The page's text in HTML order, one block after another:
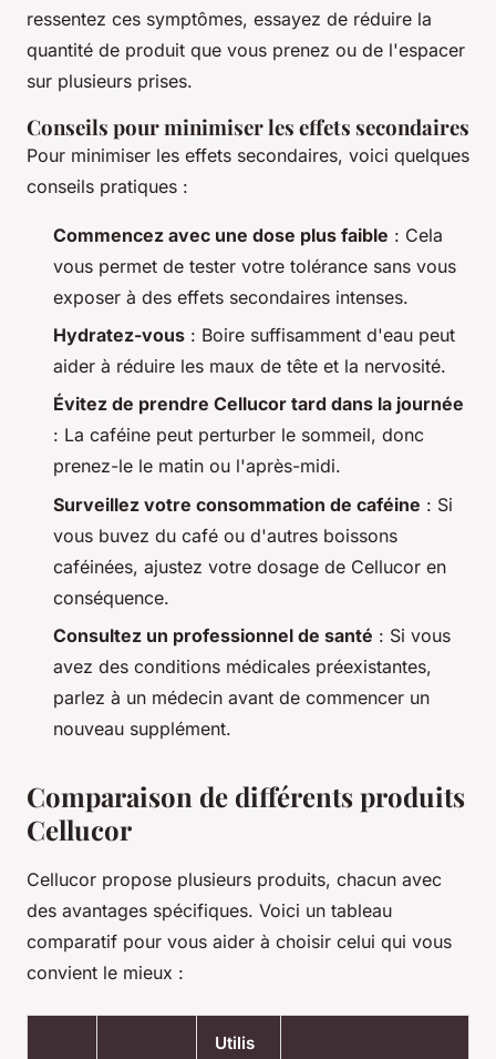
ressentez ces symptômes, essayez de réduire la
quantité de produit que vous prenez ou de l'espacer
sur plusieurs prises.
Conseils pour minimiser les effets secondaires
Pour minimiser les effets secondaires, voici quelques
conseils pratiques :
Commencez avec une dose plus faible : Cela
vous permet de tester votre tolérance sans vous
exposer à des effets secondaires intenses.
Hydratez-vous : Boire suffisamment d'eau peut
aider à réduire les maux de tête et la nervosité.
Évitez de prendre Cellucor tard dans la journée
: La caféine peut perturber le sommeil, donc
prenez-le le matin ou l'après-midi.
Surveillez votre consommation de caféine : Si
vous buvez du café ou d'autres boissons
caféinées, ajustez votre dosage de Cellucor en
conséquence.
Consultez un professionnel de santé : Si vous
avez des conditions médicales préexistantes,
parlez à un médecin avant de commencer un
nouveau supplément.
Comparaison de différents produits
Cellucor
Cellucor propose plusieurs produits, chacun avec
des avantages spécifiques. Voici un tableau
comparatif pour vous aider à choisir celui qui vous
convient le mieux :
Utilis